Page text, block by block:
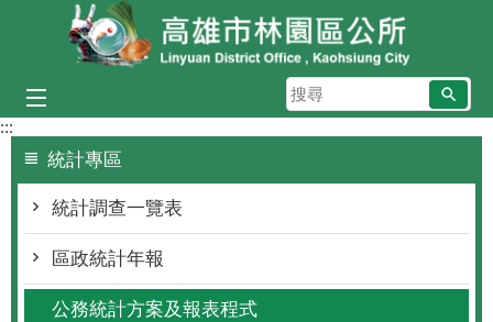
跳到主要內容區塊
搜
尋
:::
統計專區
統計調查一覽表
區政統計年報
公務統計方案及報表程式